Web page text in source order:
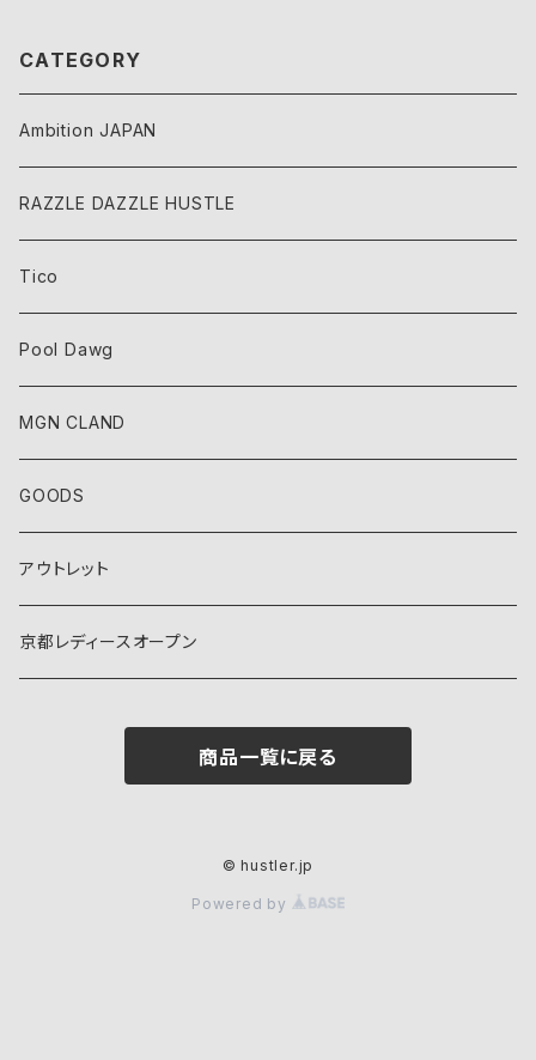
CATEGORY
Ambition JAPAN
RAZZLE DAZZLE HUSTLE
Tico
Pool Dawg
MGN CLAND
GOODS
アウトレット
京都レディースオープン
商品一覧に戻る
© hustler.jp
Powered by